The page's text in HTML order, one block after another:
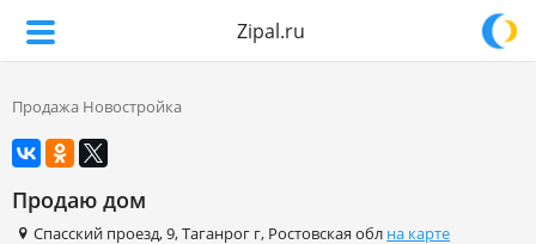
Zipal.ru
Продажа Новостройка
Продаю дом
Спасский проезд,9,Таганрог г, Ростовская обл на карте